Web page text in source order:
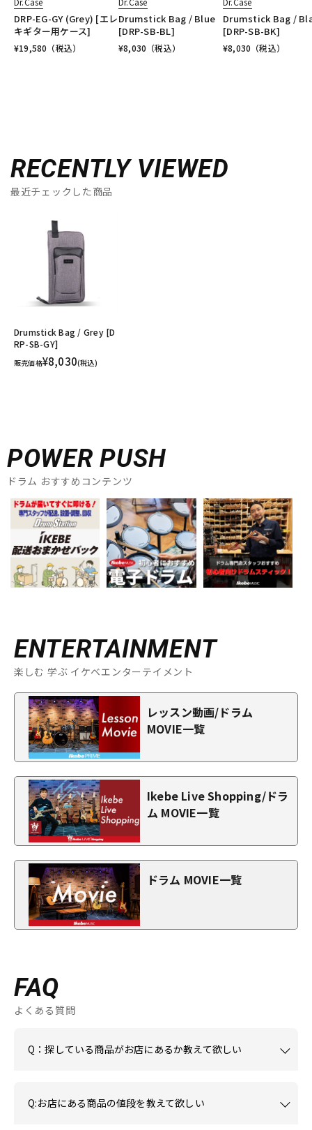
DRP-EG-GY (Grey) [エレ
キギター用ケース]
¥19,580 （税込）
Drumstick Bag / Blue
[DRP-SB-BL]
¥8,030 （税込）
Drumstick Bag /
[DRP-SB-BK]
¥8,030 （税込）
RECENTLY VIEWED
最近チェックした商品
Drumstick Bag / Grey [D
RP-SB-GY]
販売価格¥8,030(税込)
POWER PUSH
ドラム おすすめコンテンツ
ENTERTAINMENT
楽しむ 学ぶ イケベエンターテイメント
レッスン動画/ドラム
MOVIE一覧
Ikebe Live Shopping/ドラ
ム MOVIE一覧
ドラム MOVIE一覧
FAQ
よくある質問
Q：探している商品がお店にあるか教えて欲しい
Q:お店にある商品の値段を教えて欲しい